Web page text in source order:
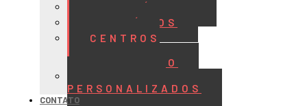
FRIGORÍFICOS
LATICÍNIOS
CENTROS
DISTRIBUIÇÃO
PERSONALIZADOS
CONTATO